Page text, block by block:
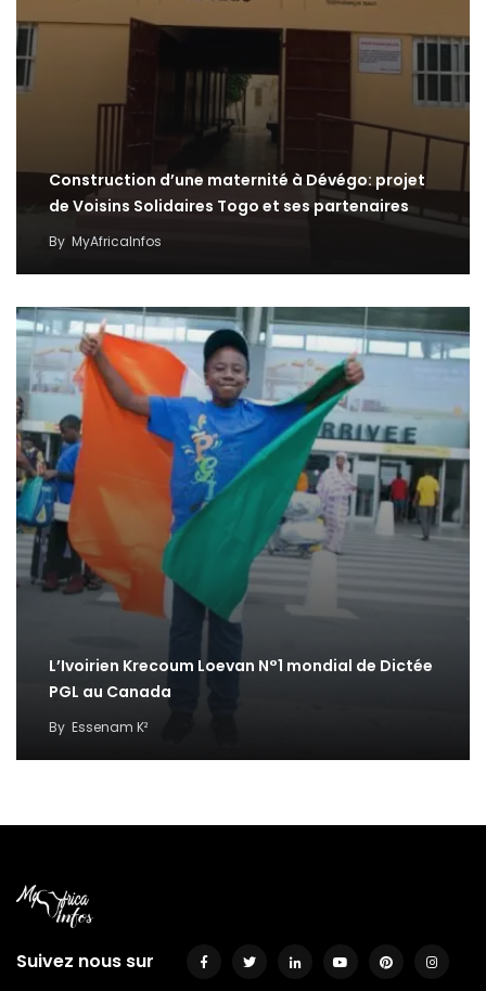
Construction d’une maternité à Dévégo: projet
de Voisins Solidaires Togo et ses partenaires
By MyAfricaInfos
L’Ivoirien Krecoum Loevan N°1 mondial de Dictée
PGL au Canada
By Essenam K²
Suivez nous sur